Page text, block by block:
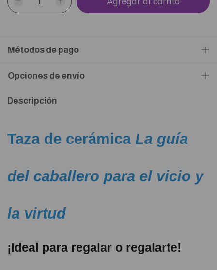
Métodos de pago
Opciones de envío
Descripción
Taza de cerámicaLa guía
del caballero para el vicio y
la virtud
¡Ideal para regalar o regalarte!